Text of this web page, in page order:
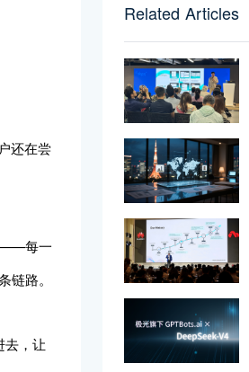
还在尝
每一
路。
去，让
Related Articles